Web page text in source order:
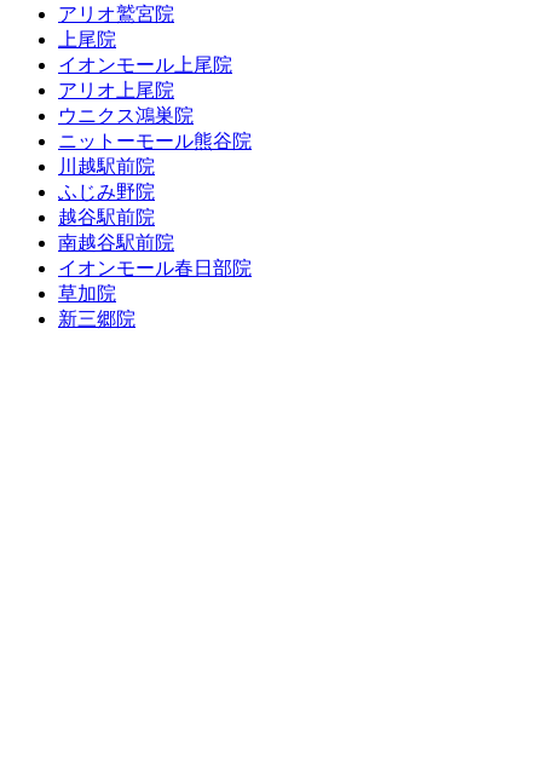
アリオ鷲宮院
上尾院
イオンモール上尾院
アリオ上尾院
ウニクス鴻巣院
ニットーモール熊谷院
川越駅前院
ふじみ野院
越谷駅前院
南越谷駅前院
イオンモール春日部院
草加院
新三郷院